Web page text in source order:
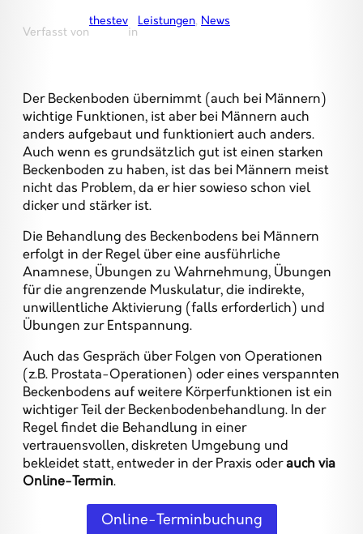
Verfasst von
thestev
in
Leistungen, News
Der Beckenboden übernimmt (auch bei Männern)
wichtige Funktionen, ist aber bei Männern auch
anders aufgebaut und funktioniert auch anders.
Auch wenn es grundsätzlich gut ist einen starken
Beckenboden zu haben, ist das bei Männern meist
nicht das Problem, da er hier sowieso schon viel
dicker und stärker ist.
Die Behandlung des Beckenbodens bei Männern
erfolgt in der Regel über eine ausführliche
Anamnese, Übungen zu Wahrnehmung, Übungen
für die angrenzende Muskulatur, die indirekte,
unwillentliche Aktivierung (falls erforderlich) und
Übungen zur Entspannung.
Auch das Gespräch über Folgen von Operationen
(z.B. Prostata-Operationen) oder eines verspannten
Beckenbodens auf weitere Körperfunktionen ist ein
wichtiger Teil der Beckenbodenbehandlung. In der
Regel findet die Behandlung in einer
vertrauensvollen, diskreten Umgebung und
bekleidet statt, entweder in der Praxis oderauch via
Online-Termin.
Online-Terminbuchung